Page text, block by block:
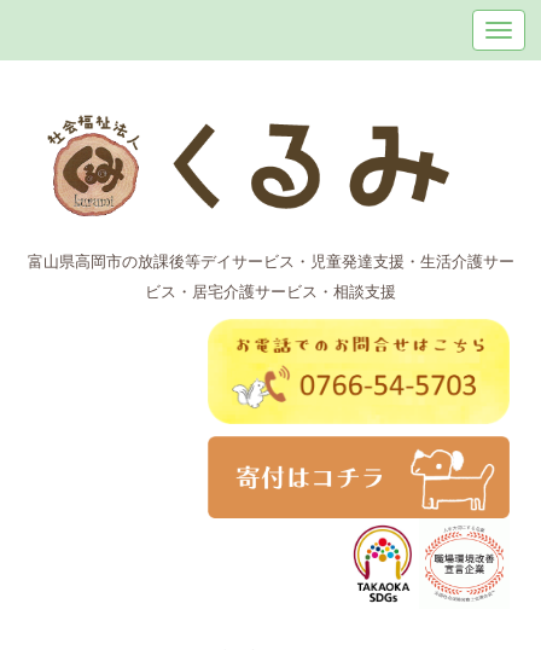
富山県高岡市の放課後等デイサービス・児童発達支援・生活介護サー
ビス・居宅介護サービス・相談支援